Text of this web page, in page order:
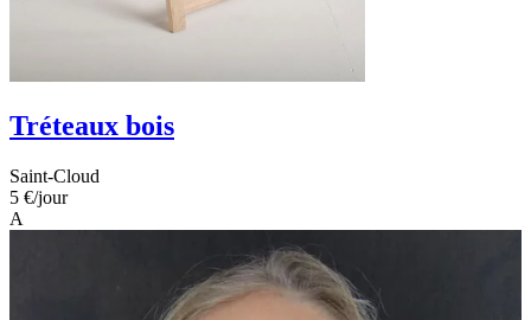
Tréteaux bois
Saint-Cloud
5 €/jour
A